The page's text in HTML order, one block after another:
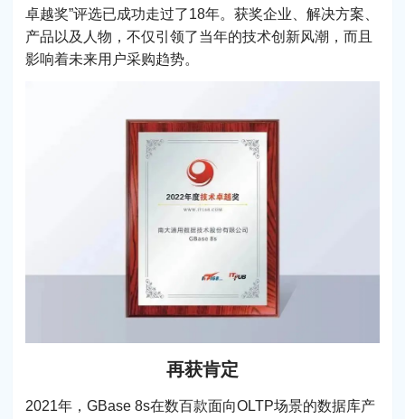
卓越奖”评选已成功走过了18年。获奖企业、解决方案、
产品以及人物，不仅引领了当年的技术创新风潮，而且
影响着未来用户采购趋势。
再获肯定
2021年，GBase 8s在数百款面向OLTP场景的数据库产